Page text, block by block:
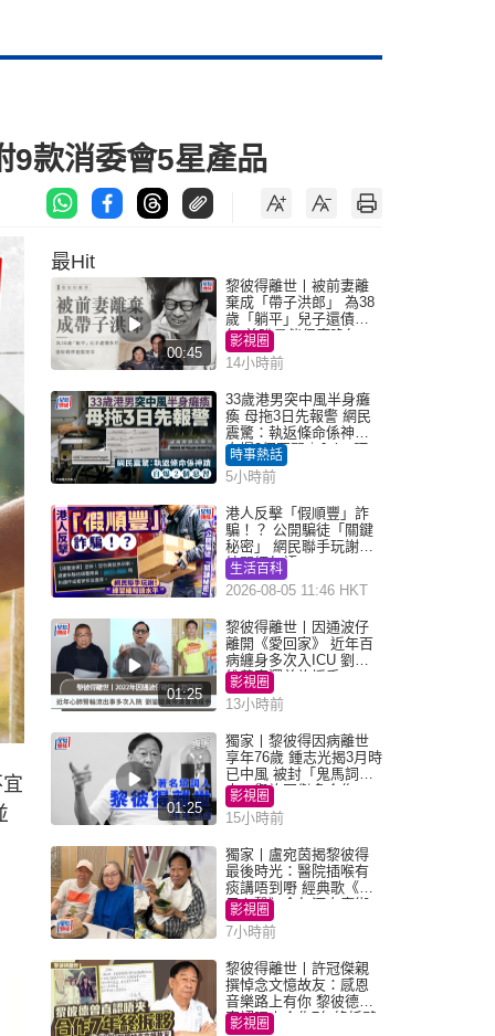
9款消委會5星產品
最Hit
00:45
黎彼得離世丨被前妻離
棄成「帶子洪郎」 為38
歲「躺平」兒子還債多
年 曾盼尋伴侶度晚年
影視圈
14小時前
33歲港男突中風半身癱
瘓 母拖3日先報警 網民
震驚：執返條命係神蹟
自爆2個惡習｜Juicy叮
時事熱話
5小時前
港人反擊「假順豐」詐
騙！？ 公開騙徒「關鍵
秘密」 網民聯手玩謝：
練習緬甸語
生活百科
2026-08-05 11:46 HKT
01:25
黎彼得離世丨因通波仔
離開《愛回家》 近年百
病纏身多次入ICU 劉鑾
雄黃宗澤曾施援手
影視圈
13小時前
01:25
獨家丨黎彼得因病離世
享年76歲 鍾志光揭3月時
已中風 被封「鬼馬詞
人」與許冠傑多合作
影視圈
15小時前
獨家丨盧宛茵揭黎彼得
最後時光：醫院插喉有
痰講唔到嘢 經典歌《浪
子心聲》金句源自廟街
睇相佬
影視圈
7小時前
黎彼得離世丨許冠傑親
撰悼念文憶故友：感恩
音樂路上有你 黎彼德曾
直認唔夾合作7年終拆夥
影視圈